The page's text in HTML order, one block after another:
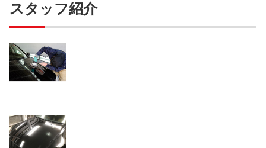
スタッフ紹介